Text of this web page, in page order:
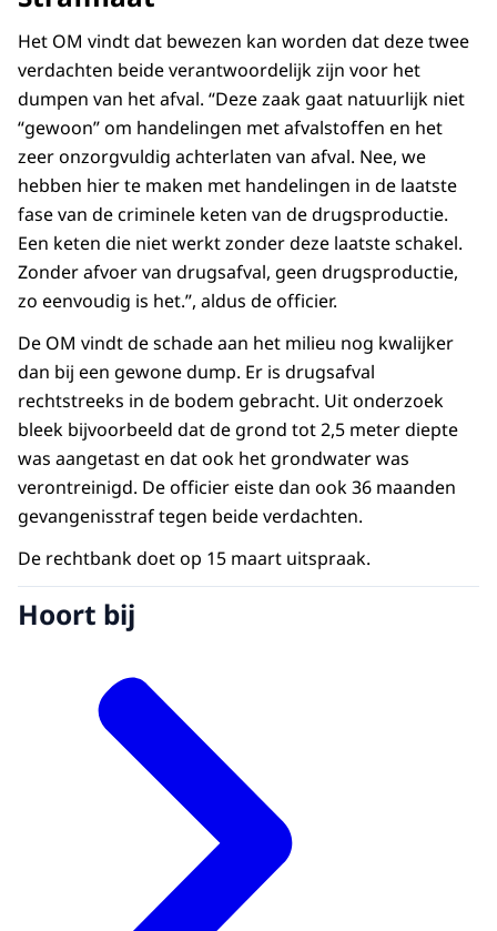
Het OM vindt dat bewezen kan worden dat deze twee
verdachten beide verantwoordelijk zijn voor het
dumpen van het afval. “Deze zaak gaat natuurlijk niet
“gewoon” om handelingen met afvalstoffen en het
zeer onzorgvuldig achterlaten van afval. Nee, we
hebben hier te maken met handelingen in de laatste
fase van de criminele keten van de drugsproductie.
Een keten die niet werkt zonder deze laatste schakel.
Zonder afvoer van drugsafval, geen drugsproductie,
zo eenvoudig is het.”, aldus de officier.
De OM vindt de schade aan het milieu nog kwalijker
dan bij een gewone dump. Er is drugsafval
rechtstreeks in de bodem gebracht. Uit onderzoek
bleek bijvoorbeeld dat de grond tot 2,5 meter diepte
was aangetast en dat ook het grondwater was
verontreinigd. De officier eiste dan ook 36 maanden
gevangenisstraf tegen beide verdachten.
De rechtbank doet op 15 maart uitspraak.
Hoort bij